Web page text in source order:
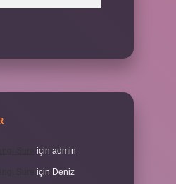
için admin
için Deniz